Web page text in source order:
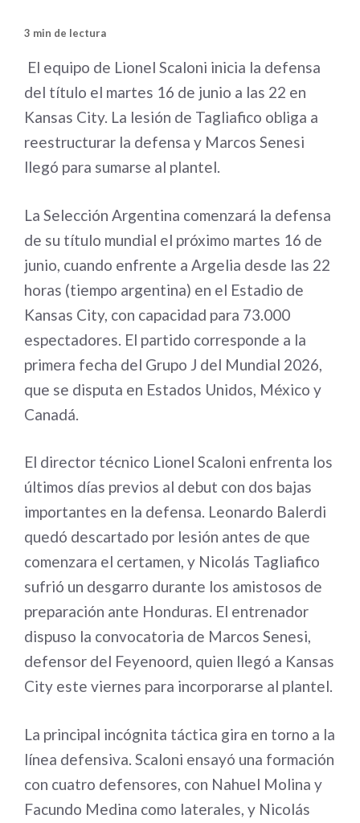
3 min de lectura
El equipo de Lionel Scaloni inicia la defensa
del título el martes 16 de junio a las 22 en
Kansas City. La lesión de Tagliafico obliga a
reestructurar la defensa y Marcos Senesi
llegó para sumarse al plantel.
La Selección Argentina comenzará la defensa
de su título mundial el próximo martes 16 de
junio, cuando enfrente a Argelia desde las 22
horas (tiempo argentina) en el Estadio de
Kansas City, con capacidad para 73.000
espectadores. El partido corresponde a la
primera fecha del Grupo J del Mundial 2026,
que se disputa en Estados Unidos, México y
Canadá.
El director técnico Lionel Scaloni enfrenta los
últimos días previos al debut con dos bajas
importantes en la defensa. Leonardo Balerdi
quedó descartado por lesión antes de que
comenzara el certamen, y Nicolás Tagliafico
sufrió un desgarro durante los amistosos de
preparación ante Honduras. El entrenador
dispuso la convocatoria de Marcos Senesi,
defensor del Feyenoord, quien llegó a Kansas
City este viernes para incorporarse al plantel.
La principal incógnita táctica gira en torno a la
línea defensiva. Scaloni ensayó una formación
con cuatro defensores, con Nahuel Molina y
Facundo Medina como laterales, y Nicolás